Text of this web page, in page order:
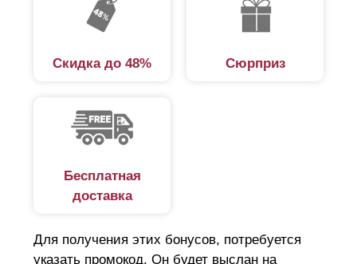
Скидка до 48% Сюрприз
Бесплатная
доставка
Для получения этих бонусов, потребуется
указать промокод. Он будет выслан на